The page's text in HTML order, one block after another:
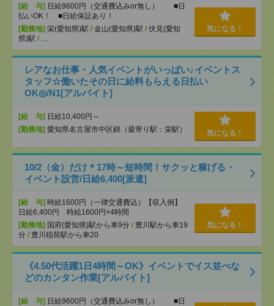
[給 与] 日給9600円（交通費込みor無し） ■日
払いOK！ ■日給保証あり！
[勤務地] 栄(愛知県)駅 / 金山(愛知県)駅 / 伏見(愛知
県)駅 / …
気になる！
レアなお仕事・人気イベントがいっぱい♪イベントス
タッフ☆働いたその日に給料もらえる日払い
OK◎/N1[アルバイト]
[給 与] 日給10,400円～
[勤務地] 愛知県名古屋市中区錦（最寄り駅：栄駅） 気になる！
10/2（金）だけ＊17時～短時間！サクッと稼げる・
イベント設営/日給6,400[派遣]
[給 与] 時給1600円（一律交通費込）【収入例】
日給6,400円 時給1600円×4時間
[勤務地] 国府(愛知県)駅から車9分 / 豊川駅から車19
分 / 豊川稲荷駅から車20
気になる！
《4.50代活躍1日4時間～OK》イベントでイス並べな
どのカンタン作業[アルバイト]
[給 与] 日給9600円（交通費込みor無し） ■日